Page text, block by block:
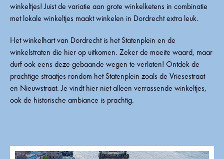
winkeltjes! Juist de variatie aan grote winkelketens in combinatie
met lokale winkeltjes maakt winkelen in Dordrecht extra leuk.
Het winkelhart van Dordrecht is het Statenplein en de
winkelstraten die hier op uitkomen. Zeker de moeite waard, maar
durf ook eens deze gebaande wegen te verlaten! Ontdek de
prachtige straatjes rondom het Statenplein zoals de Vriesestraat
en Nieuwstraat. Je vindt hier niet alleen verrassende winkeltjes,
ook de historische ambiance is prachtig.